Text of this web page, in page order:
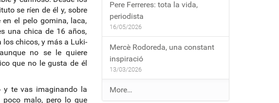
se ríen de él y, sobre
el pelo gomina, laca,
una chica de 16 años,
chicos, y más a Luki-
no se le quiere
que no le gusta de él
y te vas imaginando la
malo, pero lo que
Pere Ferreres: tota la vida,
periodista
16/05/2026
Mercè Rodoreda, una constant
inspiració
13/03/2026
E
n
More…